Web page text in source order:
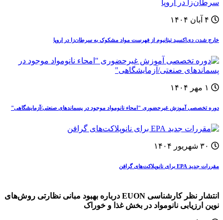
خارج شدن دی‌اکسید تیتانیوم از فهرست مواد مشکوک به سرطان‌زا در اروپا
دوره‌ تخصصی آموزش غيرحضوری "امحاء نانومواد موجود در پسماندهای صنعتی/آزمایشگاهی"
مقررات جدید EPA برای نانوپلاکت‌های گرافن
انتشار نظر کارشناسی EUON درباره بهبود مبانی نظارتی روش‌های
نوین ارزیابی نانومواد در بخش غذا و خوراک